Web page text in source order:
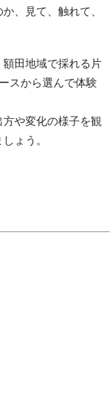
、見て、触れて、
田地域で採れる片
スから選んで体験
や変化の様子を観
ょう。